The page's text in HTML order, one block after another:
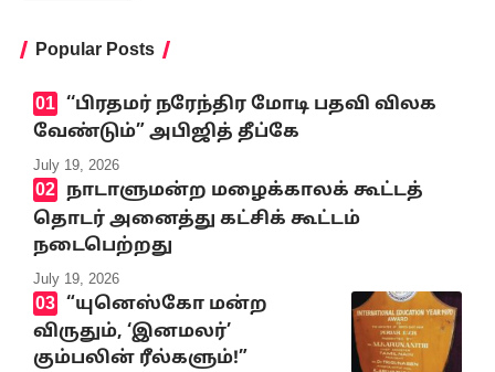
Popular Posts
‘‘பிரதமர் நரேந்திர மோடி பதவி விலக
வேண்டும்” அபிஜித் தீப்கே
July 19, 2026
நாடாளுமன்ற மழைக்காலக் கூட்டத்
தொடர் அனைத்து கட்சிக் கூட்டம்
நடைபெற்றது
July 19, 2026
“யுனெஸ்கோ மன்ற
விருதும், ‘இனமலர்’
கும்பலின் ரீல்களும்!”